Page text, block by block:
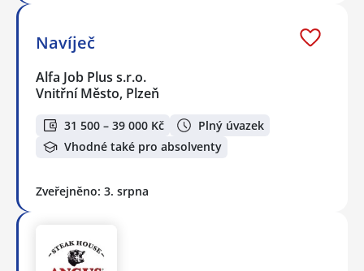
Navíječ
Alfa Job Plus s.r.o.
Vnitřní Město, Plzeň
31 500 – 39 000 Kč
Plný úvazek
Vhodné také pro absolventy
Zveřejněno: 3. srpna